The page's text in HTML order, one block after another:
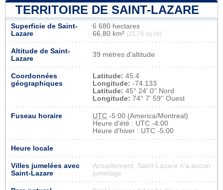
TERRITOIRE DE SAINT-LAZARE
Superficie de Saint-
Lazare
6 680 hectares
66,80 km² (25,79 sq mi)
Altitude de Saint-
Lazare
39 mètres d'altitude
Coordonnées
géographiques
Latitude: 45.4
Longitude: -74.133
Latitude: 45° 24' 0'' Nord
Longitude: 74° 7' 59'' Ouest
Fuseau horaire UTC -5:00 (America/Montreal)
Heure d'été : UTC -4:00
Heure d'hiver : UTC -5:00
Heure locale
Villes jumelées avec
Saint-Lazare
Actuellement, Saint-Lazare n'a aucun
jumelage